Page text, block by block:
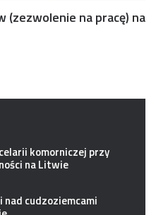
(zezwolenie na pracę) na
komorniczej przy
na Litwie
cudzoziemcami